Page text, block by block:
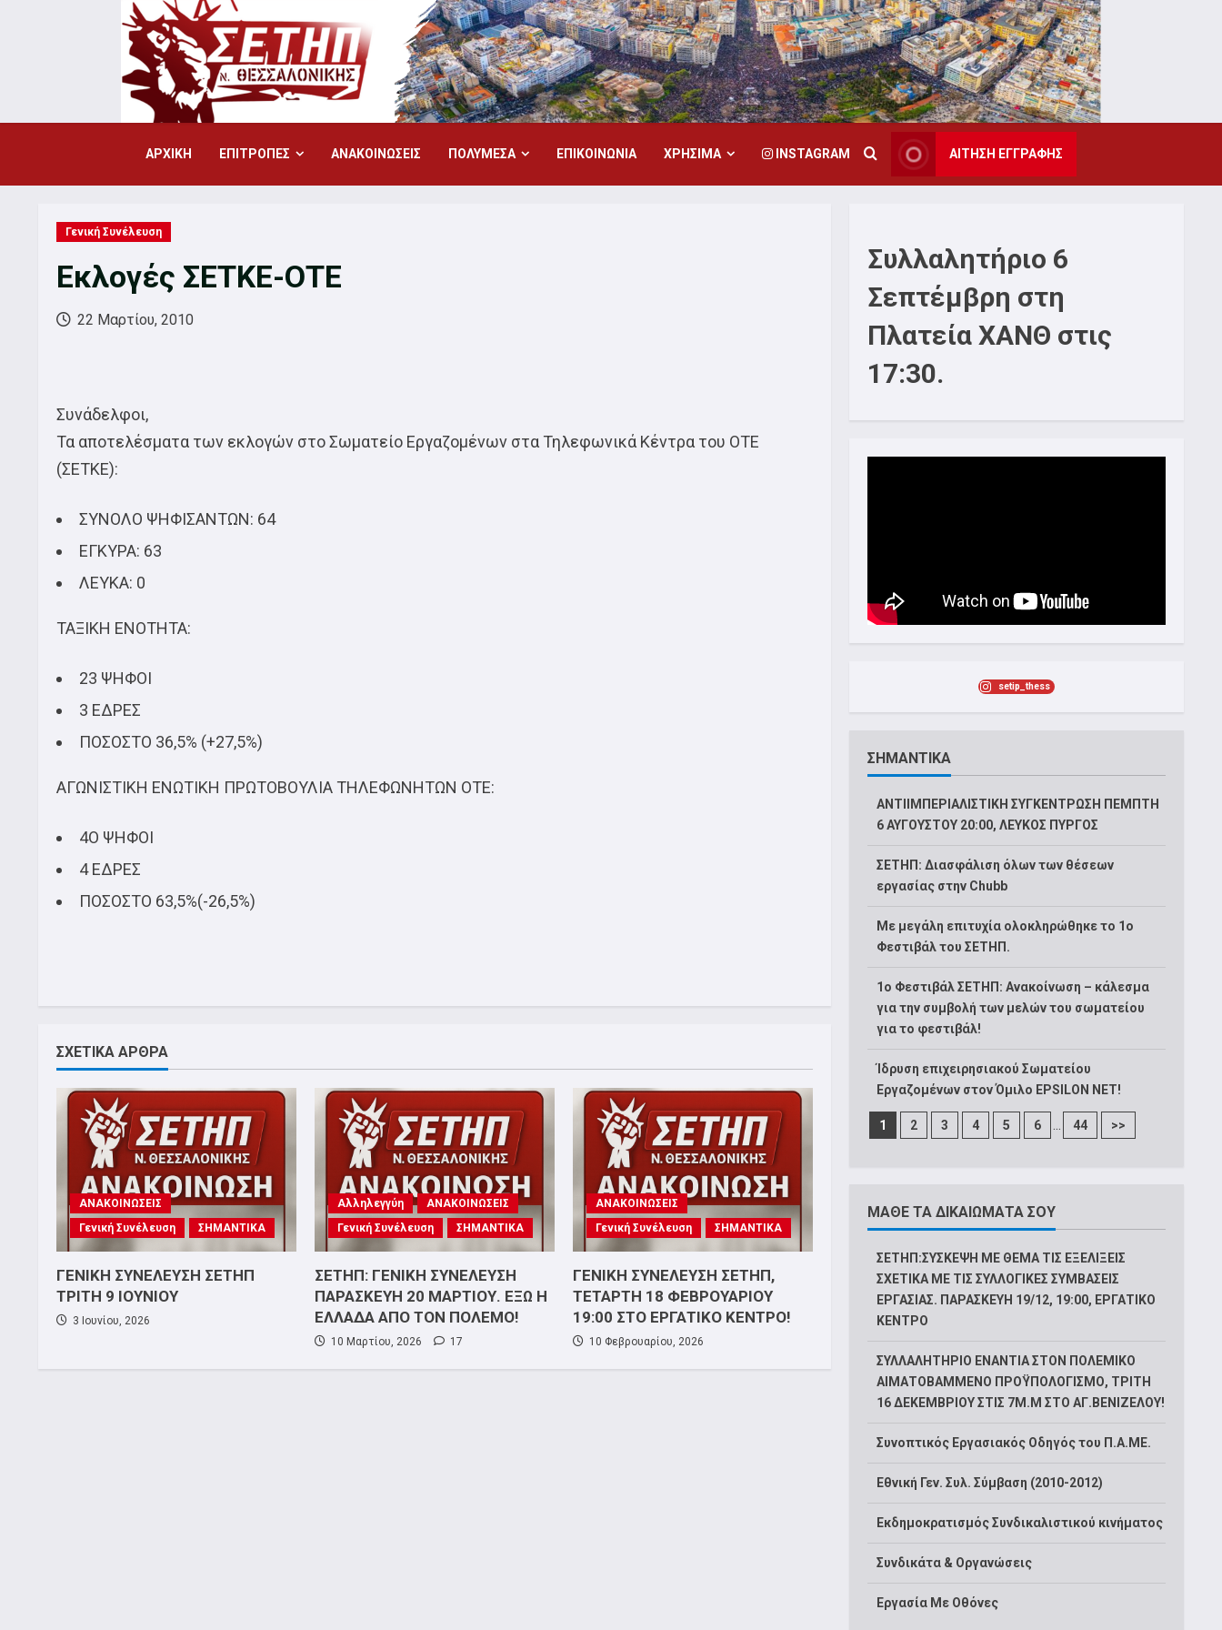
ΑΡΧΙΚΗ ΕΠΙΤΡΟΠΕΣ ΑΝΑΚΟΙΝΩΣΕΙΣ ΠΟΛΥΜΕΣΑ ΕΠΙΚΟΙΝΩΝΙΑ ΧΡΗΣΙΜΑ INSTAGRAM ΑΙΤΗΣΗ ΕΓΓΡΑΦΗΣ
Γενική Συνέλευση
Εκλογές ΣΕΤΚΕ-ΟΤΕ
22 Μαρτίου, 2010
Συνάδελφοι,
Τα αποτελέσματα των εκλογών στο Σωματείο Εργαζομένων στα Τηλεφωνικά Κέντρα του ΟΤΕ
(ΣΕΤΚΕ):
ΣΥΝΟΛΟ ΨΗΦΙΣΑΝΤΩΝ: 64
ΕΓΚΥΡΑ: 63
ΛΕΥΚΑ: 0
ΤΑΞΙΚΗ ΕΝΟΤΗΤΑ:
23 ΨΗΦΟΙ
3 ΕΔΡΕΣ
ΠΟΣΟΣΤΟ 36,5% (+27,5%)
ΑΓΩΝΙΣΤΙΚΗ ΕΝΩΤΙΚΗ ΠΡΩΤΟΒΟΥΛΙΑ ΤΗΛΕΦΩΝΗΤΩΝ ΟΤΕ:
4Ο ΨΗΦΟΙ
4 ΕΔΡΕΣ
ΠΟΣΟΣΤΟ 63,5%(-26,5%)
ΣΧΕΤΙΚΑ ΑΡΘΡΑ
ΑΝΑΚΟΙΝΩΣΕΙΣ
Γενική Συνέλευση
ΣΗΜΑΝΤΙΚΑ
ΓΕΝΙΚΗ ΣΥΝΕΛΕΥΣΗ ΣΕΤΗΠ
ΤΡΙΤΗ 9 ΙΟΥΝΙΟΥ
3 Ιουνίου, 2026
Αλληλεγγύη
ΑΝΑΚΟΙΝΩΣΕΙΣ
Γενική Συνέλευση
ΣΗΜΑΝΤΙΚΑ
ΣΕΤΗΠ: ΓΕΝΙΚΗ ΣΥΝΕΛΕΥΣΗ
ΠΑΡΑΣΚΕΥΗ 20 ΜΑΡΤΙΟΥ. ΕΞΩ Η
ΕΛΛΑΔΑ ΑΠΟ ΤΟΝ ΠΟΛΕΜΟ!
10 Μαρτίου, 2026 17
ΑΝΑΚΟΙΝΩΣΕΙΣ
Γενική Συνέλευση
ΣΗΜΑΝΤΙΚΑ
ΓΕΝΙΚΗ ΣΥΝΕΛΕΥΣΗ ΣΕΤΗΠ,
ΤΕΤΑΡΤΗ 18 ΦΕΒΡΟΥΑΡΙΟΥ
19:00 ΣΤΟ ΕΡΓΑΤΙΚΟ ΚΕΝΤΡΟ!
10 Φεβρουαρίου, 2026
Συλλαλητήριο 6
Σεπτέμβρη στη
Πλατεία ΧΑΝΘ στις
17:30.
setip_thess
ΣΗΜΑΝΤΙΚΑ
ΑΝΤΙΙΜΠΕΡΙΑΛΙΣΤΙΚΗ ΣΥΓΚΕΝΤΡΩΣΗ ΠΕΜΠΤΗ
6 ΑΥΓΟΥΣΤΟΥ 20:00, ΛΕΥΚΟΣ ΠΥΡΓΟΣ
ΣΕΤΗΠ: Διασφάλιση όλων των θέσεων
εργασίας στην Chubb
Με μεγάλη επιτυχία ολοκληρώθηκε το 1ο
Φεστιβάλ του ΣΕΤΗΠ.
1o Φεστιβάλ ΣΕΤΗΠ: Ανακοίνωση – κάλεσμα
για την συμβολή των μελών του σωματείου
για το φεστιβάλ!
Ίδρυση επιχειρησιακού Σωματείου
Εργαζομένων στον Όμιλο EPSILON NET!
1 2 3 4 5 6 44 >>
ΜΑΘΕ ΤΑ ΔΙΚΑΙΩΜΑΤΑ ΣΟΥ
ΣΕΤΗΠ:ΣΥΣΚΕΨΗ ΜΕ ΘΕΜΑ ΤΙΣ ΕΞΕΛΙΞΕΙΣ
ΣΧΕΤΙΚΑ ΜΕ ΤΙΣ ΣΥΛΛΟΓΙΚΕΣ ΣΥΜΒΑΣΕΙΣ
ΕΡΓΑΣΙΑΣ. ΠΑΡΑΣΚΕΥΗ 19/12, 19:00, ΕΡΓΑΤΙΚΟ
ΚΕΝΤΡΟ
ΣΥΛΛΑΛΗΤΗΡΙΟ ΕΝΑΝΤΙΑ ΣΤΟΝ ΠΟΛΕΜΙΚΟ
ΑΙΜΑΤΟΒΑΜΜΕΝΟ ΠΡΟΫΠΟΛΟΓΙΣΜΟ, ΤΡΙΤΗ
16 ΔΕΚΕΜΒΡΙΟΥ ΣΤΙΣ 7Μ.Μ ΣΤΟ ΑΓ.ΒΕΝΙΖΕΛΟΥ!
Συνοπτικός Εργασιακός Οδηγός του Π.Α.ΜΕ.
Εθνική Γεν. Συλ. Σύμβαση (2010-2012)
Εκδημοκρατισμός Συνδικαλιστικού κινήματος
Συνδικάτα & Οργανώσεις
Εργασία Με Οθόνες